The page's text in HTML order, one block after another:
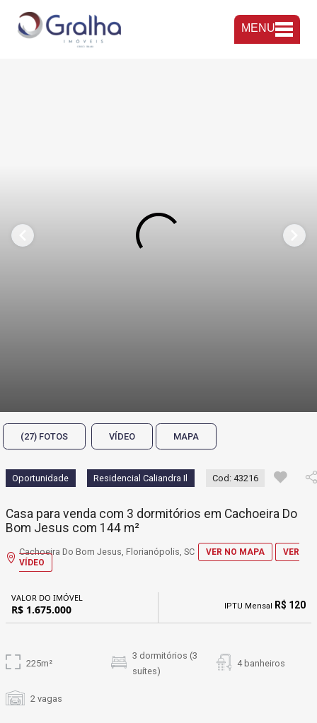
MENU
(27) FOTOS VÍDEO MAPA
Oportunidade Residencial Caliandra Il Cod: 43216
Casa para venda com 3 dormitórios em Cachoeira Do
Bom Jesus com 144 m²
Cachoeira Do Bom Jesus, Florianópolis, SC VER NO MAPA
VER
VÍDEO
VALOR DO IMÓVEL
R$ 1.675.000 IPTU Mensal R$ 120
225m²
3 dormitórios (3
suítes)
4 banheiros
2 vagas